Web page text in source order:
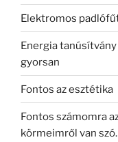
Elektromos
Energia
gyorsan
Fontos az esztétika
Fontos számomra
körmeimről van